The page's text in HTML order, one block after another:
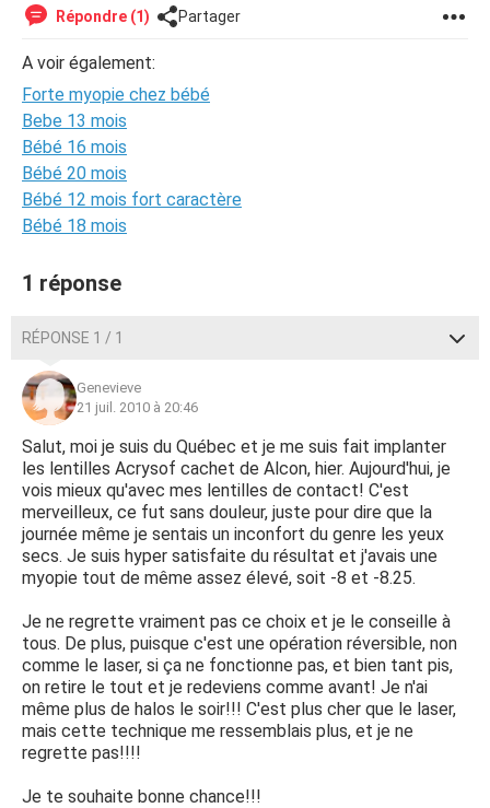
Répondre (1) Partager
A voir également:
Forte myopie chez bébé
Bebe 13 mois
Bébé 16 mois
Bébé 20 mois
Bébé 12 mois fort caractère
Bébé 18 mois
1 réponse
RÉPONSE 1 / 1
Genevieve
21 juil. 2010 à 20:46
Salut, moi je suis du Québec et je me suis fait implanter
les lentilles Acrysof cachet de Alcon, hier. Aujourd'hui, je
vois mieux qu'avec mes lentilles de contact! C'est
merveilleux, ce fut sans douleur, juste pour dire que la
journée même je sentais un inconfort du genre les yeux
secs. Je suis hyper satisfaite du résultat et j'avais une
myopie tout de même assez élevé, soit -8 et -8.25.
Je ne regrette vraiment pas ce choix et je le conseille à
tous. De plus, puisque c'est une opération réversible, non
comme le laser, si ça ne fonctionne pas, et bien tant pis,
on retire le tout et je redeviens comme avant! Je n'ai
même plus de halos le soir!!! C'est plus cher que le laser,
mais cette technique me ressemblais plus, et je ne
regrette pas!!!!
Je te souhaite bonne chance!!!